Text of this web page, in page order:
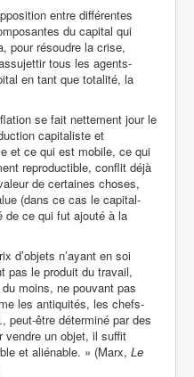
entre différentes
du capital qui
pour résoudre la crise,
tous les agents-
en tant que totalité, la
se fait nettement jour le
capitaliste et
et ce qui est mobile, ce qui
reproductible, conflit déjà
de certaines choses,
(dans ce cas le capital-
de ce qui fut ajouté à la
d’objets n’ayant en soi
pas le produit du travail,
moins, ne pouvant pas
les antiquités, les chefs-
peut-être déterminé par des
vendre un objet, il suffit
et aliénable. » (Marx, Le